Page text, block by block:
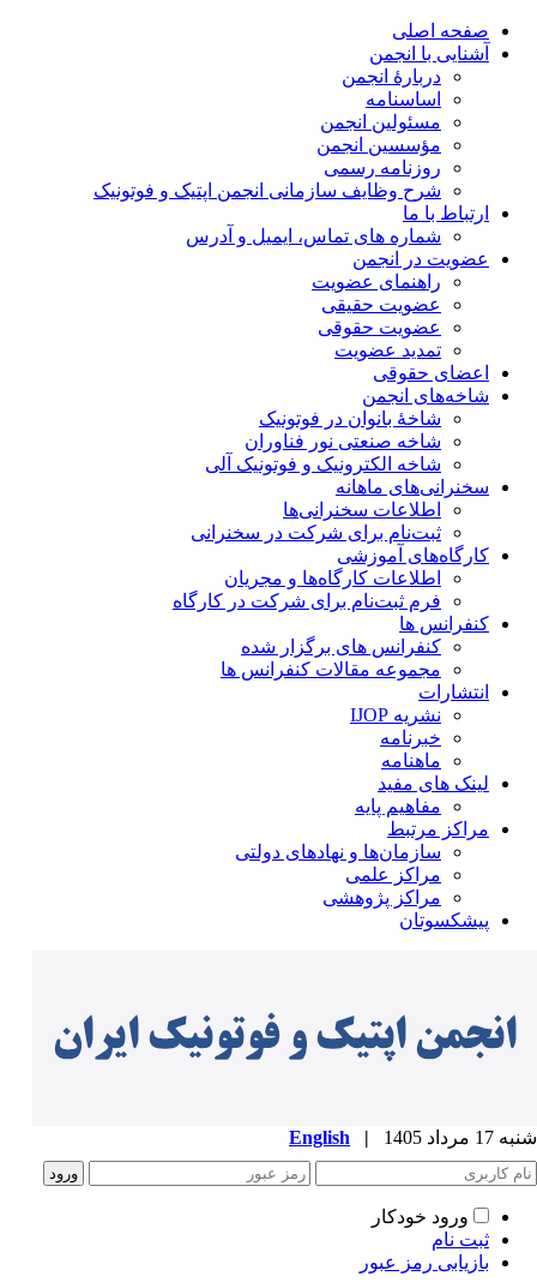
صفحه اصلی
آشنایی با انجمن
دربارۀ انجمن
اساسنامه
مسئولین انجمن
مؤسسین انجمن
روزنامه رسمی
شرح وظایف سازمانی انجمن اپتیک و فوتونیک
ارتباط با ما
شماره های تماس، ایمیل و آدرس
عضویت در انجمن
راهنمای عضویت
عضویت حقیقی
عضویت حقوقی
تمدید عضویت
اعضای حقوقی
شاخه‌های انجمن
شاخۀ بانوان در فوتونیک
شاخه صنعتی نور فناوران
شاخه‌ الکترونیک و فوتونیک آلی
سخنرانی‌های ماهانه
اطلاعات سخنرانی‌‌ها
ثبت‌نام برای شرکت در سخنرانی
کارگاه‌های آموزشی
اطلاعات کارگاه‌ها و مجریان
فرم ثبت‌نام برای شرکت در کارگاه
کنفرانس ها
کنفرانس های برگزار شده
مجموعه مقالات کنفرانس ها
انتشارات
نشریه IJOP
خبرنامه
ماهنامه
لینک های مفید
مفاهیم پایه
مراکز مرتبط
سازمان‌ها و نهادهای دولتی
مراکز علمی
مراکز پژوهشی
پیشکسوتان
مرداد 1405 |
English
ورود خودکار
ثبت نام
بازیابی رمز عبور